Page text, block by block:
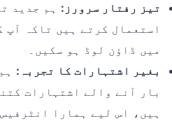
تیز رفتار سرورز: ہم جدید
استعمال کرتے ہیں تاکہ آپ
میں ڈاؤن لوڈ ہو سکیں۔
بغیر اشتہارات کا تجربہ:
بار آنے والے اشتہارات
ہیں، اس لیے ہمارا